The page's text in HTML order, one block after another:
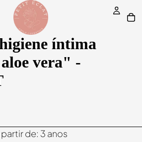
íntima
vera" -
de: 3 anos